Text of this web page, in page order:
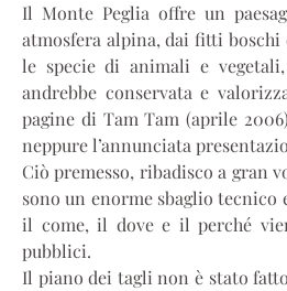
Il Monte Peglia offre un
atmosfera alpina, dai fitti
le specie di animali e vegetali,
andrebbe conservata e
pagine di Tam Tam (aprile
neppure l’annunciata
Ciò premesso, ribadisco a gran
sono un enorme sbaglio
il come, il dove e il perché
pubblici.
Il piano dei tagli non è stato